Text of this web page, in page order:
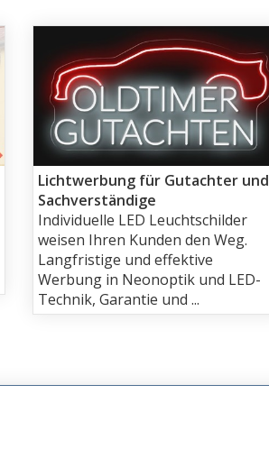
Lichtwerbung für Gutachter und
Sachverständige
Individuelle LED Leuchtschilder
weisen Ihren Kunden den Weg.
Langfristige und effektive
Werbung in Neonoptik und LED-
Technik, Garantie und ...